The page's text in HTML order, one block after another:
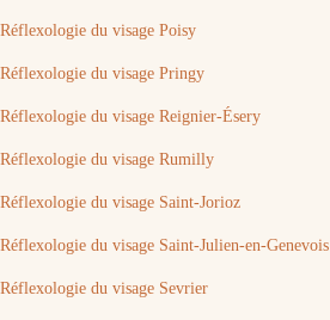
Réflexologie du visage Poisy
Réflexologie du visage Pringy
Réflexologie du visage Reignier-Ésery
Réflexologie du visage Rumilly
Réflexologie du visage Saint-Jorioz
Réflexologie du visage Saint-Julien-en-Genevois
Réflexologie du visage Sevrier